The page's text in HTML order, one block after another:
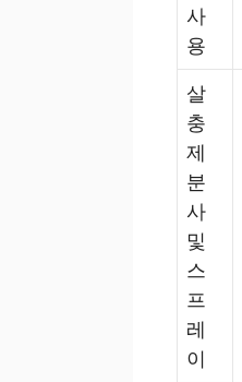
사
용
살
충
제
분
사
및
스
프
레
이